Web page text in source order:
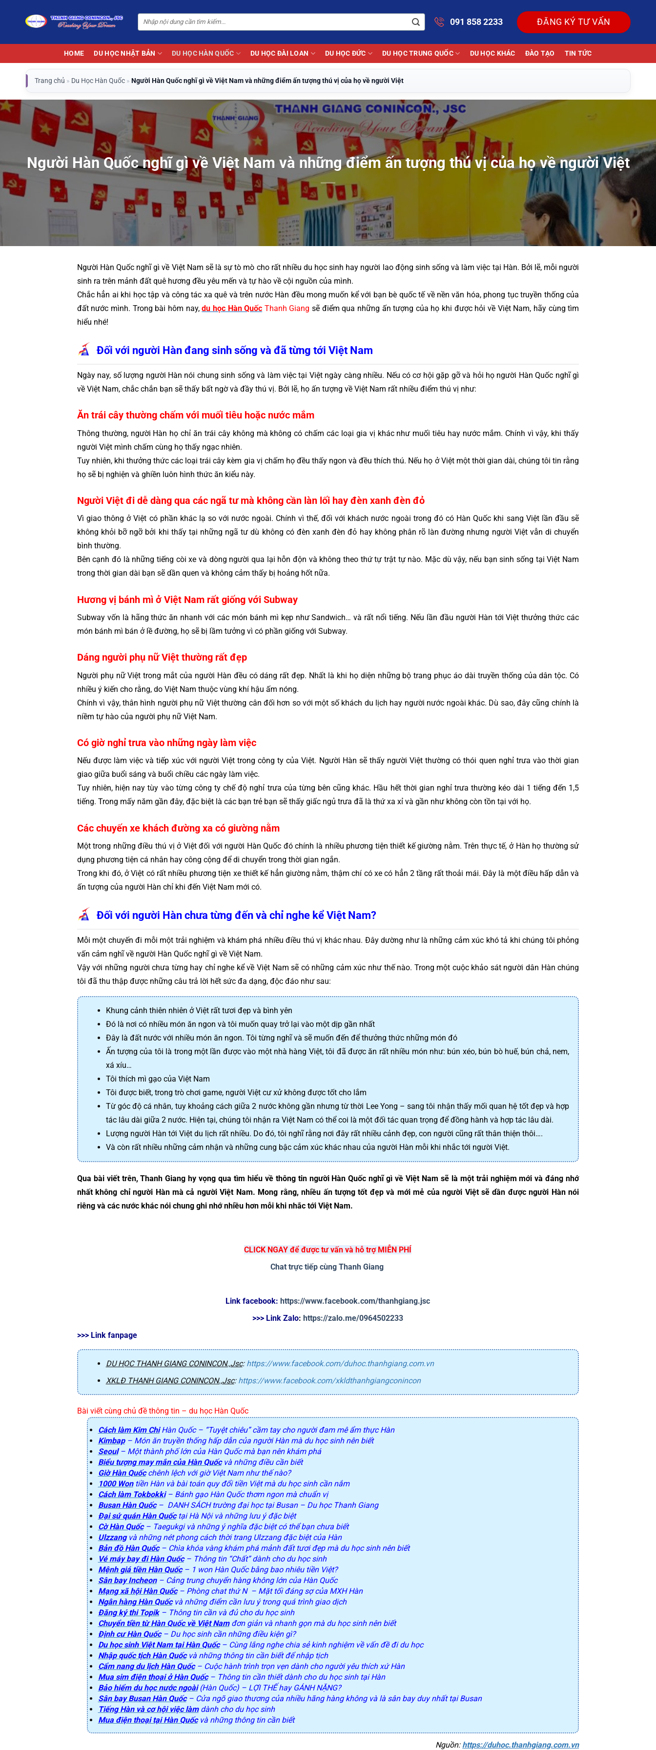
dung
091 858 2233 ĐĂNG KÝ TƯ VẤN
HOME DU HỌC NHẬT BẢN DU HỌC HÀN QUỐC DU HỌC ĐÀI LOAN DU HỌC ĐỨC DU HỌC TRUNG QUỐC DU HỌC KHÁC ĐÀO TẠO TIN TỨC
Trang chủ » Du Học Hàn Quốc » Người Hàn Quốc nghĩ gì về Việt Nam và những điểm ấn tượng thú vị của họ về người Việt
Người Hàn Quốc nghĩ gì về Việt Nam và những điểm ấn tượng thú vị của họ về người Việt
Người Hàn Quốc nghĩ gì về Việt Nam sẽ là sự tò mò cho rất nhiều du học sinh hay người lao động sinh sống và làm việc tại Hàn. Bởi lẽ, mỗi người
sinh ra trên mảnh đất quê hương đều yêu mến và tự hào về cội nguồn của mình.
Chắc hẳn ai khi học tập và công tác xa quê và trên nước Hàn đều mong muốn kể với bạn bè quốc tế về nền văn hóa, phong tục truyền thống của
đất nước mình. Trong bài hôm nay, du học Hàn Quốc Thanh Giang sẽ điểm qua những ấn tượng của họ khi được hỏi về Việt Nam, hãy cùng tìm
hiểu nhé!
Đối với người Hàn đang sinh sống và đã từng tới Việt Nam
Ngày nay, số lượng người Hàn nói chung sinh sống và làm việc tại Việt ngày càng nhiều. Nếu có cơ hội gặp gỡ và hỏi họ người Hàn Quốc nghĩ gì
về Việt Nam, chắc chắn bạn sẽ thấy bất ngờ và đầy thú vị. Bởi lẽ, họ ấn tượng về Việt Nam rất nhiều điểm thú vị như:
Ăn trái cây thường chấm với muối tiêu hoặc nước mắm
Thông thường, người Hàn họ chỉ ăn trái cây không mà không có chấm các loại gia vị khác như muối tiêu hay nước mắm. Chính vì vậy, khi thấy
người Việt mình chấm cùng họ thấy ngạc nhiên.
Tuy nhiên, khi thưởng thức các loại trái cây kèm gia vị chấm họ đều thấy ngon và đều thích thú. Nếu họ ở Việt một thời gian dài, chúng tôi tin rằng
họ sẽ bị nghiện và ghiền luôn hình thức ăn kiểu này.
Người Việt đi dễ dàng qua các ngã tư mà không cần làn lối hay đèn xanh đèn đỏ
Vì giao thông ở Việt có phần khác lạ so với nước ngoài. Chính vì thế, đối với khách nước ngoài trong đó có Hàn Quốc khi sang Việt lần đầu sẽ
không khỏi bỡ ngỡ bởi khi thấy tại những ngã tư dù không có đèn xanh đèn đỏ hay không phân rõ làn đường nhưng người Việt vẫn di chuyển
bình thường.
Bên cạnh đó là những tiếng còi xe và dòng người qua lại hỗn độn và không theo thứ tự trật tự nào. Mặc dù vậy, nếu bạn sinh sống tại Việt Nam
trong thời gian dài bạn sẽ dần quen và không cảm thấy bị hoảng hốt nữa.
Hương vị bánh mì ở Việt Nam rất giống với Subway
Subway vốn là hãng thức ăn nhanh với các món bánh mì kẹp như Sandwich… và rất nổi tiếng. Nếu lần đầu người Hàn tới Việt thưởng thức các
món bánh mì bán ở lề đường, họ sẽ bị lầm tưởng vì có phần giống với Subway.
Dáng người phụ nữ Việt thường rất đẹp
Người phụ nữ Việt trong mắt của người Hàn đều có dáng rất đẹp. Nhất là khi họ diện những bộ trang phục áo dài truyền thống của dân tộc. Có
nhiều ý kiến cho rằng, do Việt Nam thuộc vùng khí hậu ấm nóng.
Chính vì vậy, thân hình người phụ nữ Việt thường cân đối hơn so với một số khách du lịch hay người nước ngoài khác. Dù sao, đây cũng chính là
niềm tự hào của người phụ nữ Việt Nam.
Có giờ nghỉ trưa vào những ngày làm việc
Nếu được làm việc và tiếp xúc với người Việt trong công ty của Việt. Người Hàn sẽ thấy người Việt thường có thói quen nghỉ trưa vào thời gian
giao giữa buổi sáng và buổi chiều các ngày làm việc.
Tuy nhiên, hiện nay tùy vào từng công ty chế độ nghỉ trưa của từng bên cũng khác. Hầu hết thời gian nghỉ trưa thường kéo dài 1 tiếng đến 1,5
tiếng. Trong mấy năm gần đây, đặc biệt là các bạn trẻ bạn sẽ thấy giấc ngủ trưa đã là thứ xa xỉ và gần như không còn tồn tại với họ.
Các chuyến xe khách đường xa có giường nằm
Một trong những điều thú vị ở Việt đối với người Hàn Quốc đó chính là nhiều phương tiện thiết kế giường nằm. Trên thực tế, ở Hàn họ thường sử
dụng phương tiện cá nhân hay công cộng để di chuyển trong thời gian ngắn.
Trong khi đó, ở Việt có rất nhiều phương tiện xe thiết kế hẳn giường nằm, thậm chí có xe có hẳn 2 tầng rất thoải mái. Đây là một điều hấp dẫn và
ấn tượng của người Hàn chỉ khi đến Việt Nam mới có.
Đối với người Hàn chưa từng đến và chỉ nghe kể Việt Nam?
Mỗi một chuyến đi mỗi một trải nghiệm và khám phá nhiều điều thú vị khác nhau. Đây dường như là những cảm xúc khó tả khi chúng tôi phỏng
vấn cảm nghĩ về người Hàn Quốc nghĩ gì về Việt Nam.
Vậy với những người chưa từng hay chỉ nghe kể về Việt Nam sẽ có những cảm xúc như thế nào. Trong một cuộc khảo sát người dân Hàn chúng
tôi đã thu thập được những câu trả lời hết sức đa dạng, độc đáo như sau:
Khung cảnh thiên nhiên ở Việt rất tươi đẹp và bình yên
Đó là nơi có nhiều món ăn ngon và tôi muốn quay trở lại vào một dịp gần nhất
Đây là đất nước với nhiều món ăn ngon. Tôi từng nghĩ và sẽ muốn đến để thưởng thức những món đó
Ấn tượng của tôi là trong một lần được vào một nhà hàng Việt, tôi đã được ăn rất nhiều món như: bún xéo, bún bò huế, bún chả, nem,
xá xíu…
Tôi thích mì gạo của Việt Nam
Tôi được biết, trong trò chơi game, người Việt cư xử không được tốt cho lắm
Từ góc độ cá nhân, tuy khoảng cách giữa 2 nước không gần nhưng từ thời Lee Yong – sang tôi nhận thấy mối quan hệ tốt đẹp và hợp
tác lâu dài giữa 2 nước. Hiện tại, chúng tôi nhận ra Việt Nam có thể coi là một đối tác quan trọng để đồng hành và hợp tác lâu dài.
Lượng người Hàn tới Việt du lịch rất nhiều. Do đó, tôi nghĩ rằng nơi đây rất nhiều cảnh đẹp, con người cũng rất thân thiện thôi….
Và còn rất nhiều những cảm nhận và những cung bậc cảm xúc khác nhau của người Hàn mỗi khi nhắc tới người Việt.
Qua bài viết trên, Thanh Giang hy vọng qua tìm hiểu về thông tin người Hàn Quốc nghĩ gì về Việt Nam sẽ là một trải nghiệm mới và đáng nhớ
nhất không chỉ người Hàn mà cả người Việt Nam. Mong rằng, nhiều ấn tượng tốt đẹp và mới mẻ của người Việt sẽ dần được người Hàn nói
riêng và các nước khác nói chung ghi nhớ nhiều hơn mỗi khi nhắc tới Việt Nam.
CLICK NGAY để được tư vấn và hỗ trợ MIỄN PHÍ
Chat trực tiếp cùng Thanh Giang
Link facebook: https://www.facebook.com/thanhgiang.jsc
>>> Link Zalo: https://zalo.me/0964502233
>>> Link fanpage
DU HỌC THANH GIANG CONINCON.,Jsc: https://www.facebook.com/duhoc.thanhgiang.com.vn
XKLĐ THANH GIANG CONINCON.,Jsc: https://www.facebook.com/xkldthanhgiangconincon
Bài viết cùng chủ đề thông tin – du học Hàn Quốc
Cách làm Kim ChiHàn Quốc – “Tuyệt chiêu” cầm tay cho người đam mê ẩm thực Hàn
Kimbap– Món ăn truyền thống hấp dẫn của người Hàn mà du học sinh nên biết
Seoul– Một thành phố lớn của Hàn Quốc mà bạn nên khám phá
Biểu tượng may mắn của Hàn Quốcvà những điều cần biết
Giờ Hàn Quốcchênh lệch với giờ Việt Nam như thế nào?
1000 Wontiền Hàn và bài toán quy đổi tiền Việt mà du học sinh cần nắm
Cách làm Tokbokki– Bánh gạo Hàn Quốc thơm ngon mà chuẩn vị
Busan Hàn Quốc– DANH SÁCH trường đại học tại Busan – Du học Thanh Giang
Đại sứ quán Hàn Quốctại Hà Nội và những lưu ý đặc biệt
Cờ Hàn Quốc– Taegukgi và những ý nghĩa đặc biệt có thể bạn chưa biết
Ulzzangvà những nét phong cách thời trang Ulzzang đặc biệt của Hàn
Bản đồ Hàn Quốc– Chìa khóa vàng khám phá mảnh đất tươi đẹp mà du học sinh nên biết
Vé máy bay đi Hàn Quốc– Thông tin “Chất” dành cho du học sinh
Mệnh giá tiền Hàn Quốc– 1 won Hàn Quốc bằng bao nhiêu tiền Việt?
Sân bay Incheon– Cảng trung chuyển hàng không lớn của Hàn Quốc
Mạng xã hội Hàn Quốc– Phòng chat thứ N – Mặt tối đáng sợ của MXH Hàn
Ngân hàng Hàn Quốcvà những điểm cần lưu ý trong quá trình giao dịch
Đăng ký thi Topik– Thông tin cần và đủ cho du học sinh
Chuyển tiền từ Hàn Quốc về Việt Namđơn giản và nhanh gọn mà du học sinh nên biết
Định cư Hàn Quốc– Du học sinh cần những điều kiện gì?
Du học sinh Việt Nam tại Hàn Quốc– Cùng lắng nghe chia sẻ kinh nghiệm về vấn đề đi du học
Nhập quốc tịch Hàn Quốcvà những thông tin cần biết để nhập tịch
Cẩm nang du lịch Hàn Quốc– Cuộc hành trình trọn vẹn dành cho người yêu thích xứ Hàn
Mua sim điện thoại ở Hàn Quốc– Thông tin cần thiết dành cho du học sinh tại Hàn
Bảo hiểm du học nước ngoài(Hàn Quốc) – LỢI THẾ hay GÁNH NẶNG?
Sân bay Busan Hàn Quốc– Cửa ngõ giao thương của nhiều hãng hàng không và là sân bay duy nhất tại Busan
Tiếng Hàn và cơ hội việc làmdành cho du học sinh
Mua điện thoại tại Hàn Quốcvà những thông tin cần biết
Nguồn: https://duhoc.thanhgiang.com.vn